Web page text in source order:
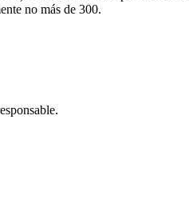
no más de 300.